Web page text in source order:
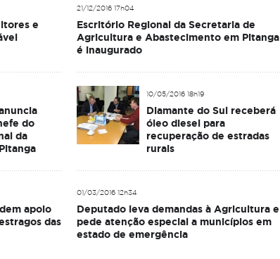
e
21/12/2016 17h04
Escritório Regional da Secretaria de
Agricultura e Abastecimento em Pitanga
é inaugurado
do
da
10/05/2016 18h19
Diamante do Sul receberá
óleo diesel para
recuperação de estradas
rurais
apoio
das
01/03/2016 12h34
Deputado leva demandas à Agricultura e
pede atenção especial a municípios em
estado de emergência